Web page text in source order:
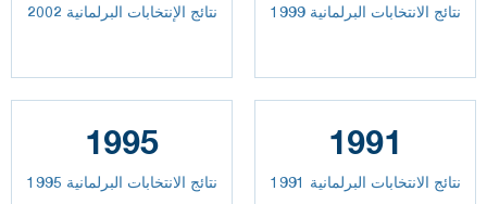
نتائج الإنتخابات البرلمانية 2002 نتائج الانتخابات البرلمانية 1999
1995
نتائج الانتخابات البرلمانية 1995
1991
نتائج الانتخابات البرلمانية 1991